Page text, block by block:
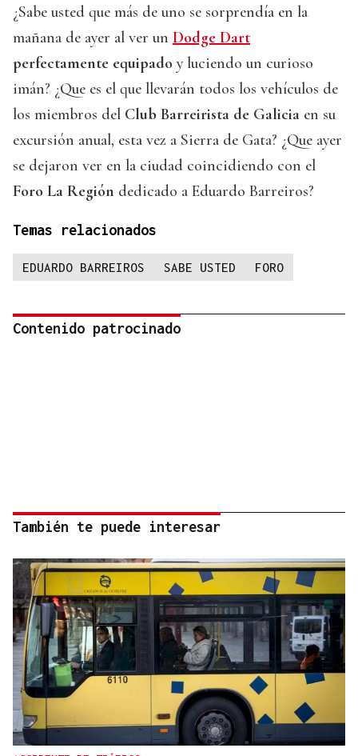
¿Sabe usted que más de uno se sorprendía en la
mañana de ayer al ver un Dodge Dart
perfectamente equipado y luciendo un curioso
imán? ¿Que es el que llevarán todos los vehículos de
los miembros del Club Barreirista de Galicia en su
excursión anual, esta vez a Sierra de Gata? ¿Que ayer
se dejaron ver en la ciudad coincidiendo con el
Foro La Región dedicado a Eduardo Barreiros?
Temas relacionados
EDUARDO BARREIROS SABE USTED FORO
Contenido patrocinado
También te puede interesar